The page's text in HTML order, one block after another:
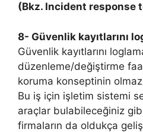
(Bkz. Incident response
8- Güvenlik kayıtlarını
Güvenlik kayıtlarını
düzenleme/değiştirme
koruma konseptinin
Bu iş için işletim sistemi
araçlar bulabileceğiniz
firmaların da oldukça